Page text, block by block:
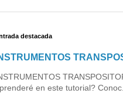
destacada
en este tutorial?